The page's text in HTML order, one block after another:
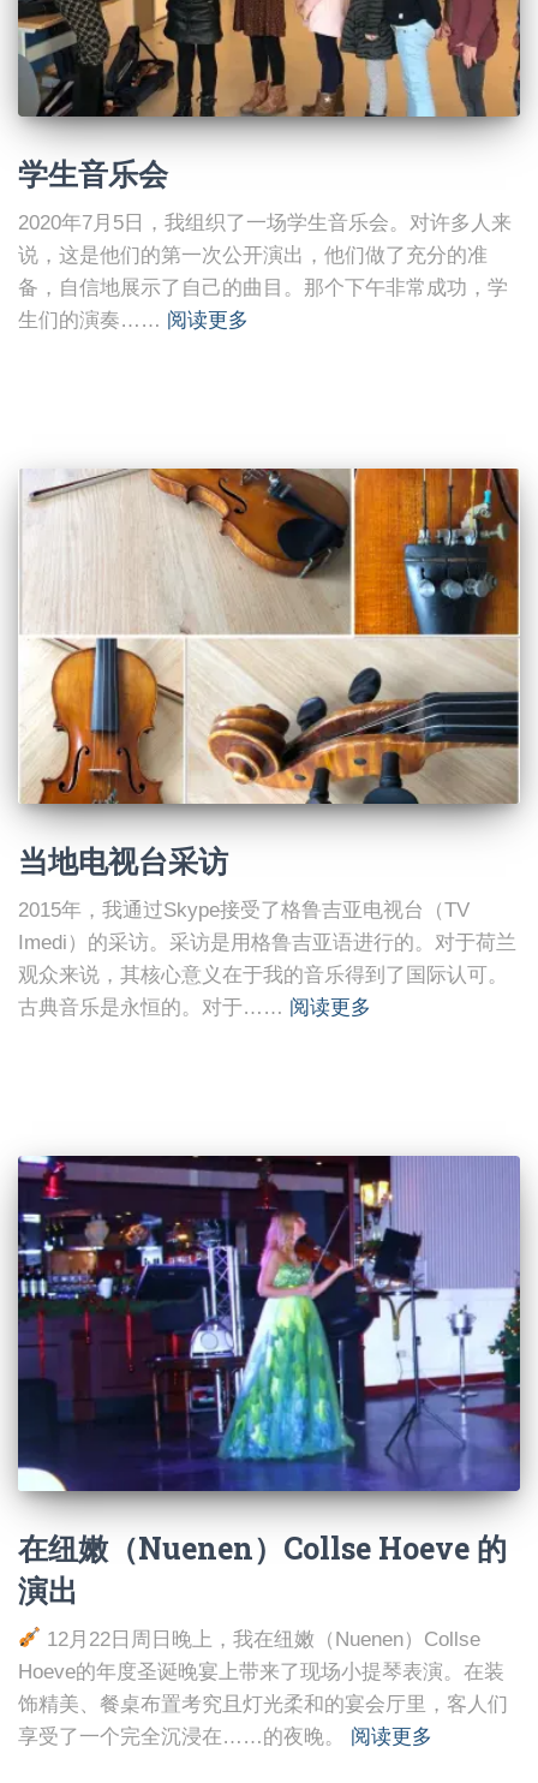
学生音乐会
2020年7月5日，我组织了一场学生音乐会。对许多人来
说，这是他们的第一次公开演出，他们做了充分的准
备，自信地展示了自己的曲目。那个下午非常成功，学
生们的演奏…… 阅读更多
当地电视台采访
2015年，我通过Skype接受了格鲁吉亚电视台（TV
Imedi）的采访。采访是用格鲁吉亚语进行的。对于荷兰
观众来说，其核心意义在于我的音乐得到了国际认可。
古典音乐是永恒的。对于…… 阅读更多
在纽嫩（Nuenen）Collse Hoeve 的
演出
12月22日周日晚上，我在纽嫩（Nuenen）Collse
Hoeve的年度圣诞晚宴上带来了现场小提琴表演。在装
饰精美、餐桌布置考究且灯光柔和的宴会厅里，客人们
享受了一个完全沉浸在……的夜晚。
阅读更多